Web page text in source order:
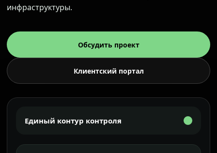
инфраструктуры.
Обсудить проект
Клиентский портал
Единый контур контроля